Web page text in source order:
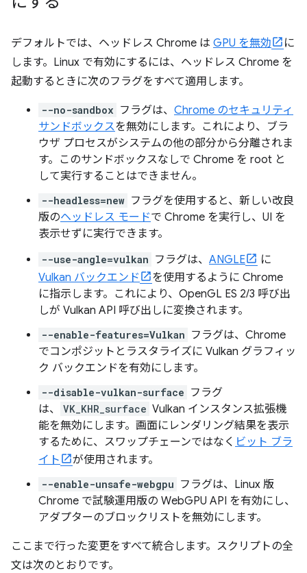
デフォルトでは、ヘッドレス Chrome は GPU を無効
に
します。Linux で有効にするには、ヘッドレス Chrome を
起動するときに次のフラグをすべて適用します。
--no-sandbox フラグは、 Chrome のセキュリティ
サンドボックスを無効にします。これにより、ブラ
ウザ プロセスがシステムの他の部分から分離されま
す。このサンドボックスなしで Chrome を root と
して実行することはできません。
--headless=new フラグを使用すると、新しい改良
版のヘッドレス モードで Chrome を実行し、UI を
表示せずに実行できます。
--use-angle=vulkan フラグは、 ANGLE
に
Vulkan バックエンド
を使用するように Chrome
に指示します。これにより、OpenGL ES 2/3 呼び出
しが Vulkan API 呼び出しに変換されます。
--enable-features=Vulkan フラグは、Chrome
でコンポジットとラスタライズに Vulkan グラフィッ
ク バックエンドを有効にします。
--disable-vulkan-surface フラグ
は、
VK_KHR_surface Vulkan インスタンス拡張機
能を無効にします。画面にレンダリング結果を表示
するために、スワップチェーンではなく ビット ブラ
イト
が使用されます。
--enable-unsafe-webgpu フラグは、Linux 版
Chrome で試験運用版の WebGPU API を有効にし、
アダプターのブロックリストを無効にします。
ここまで行った変更をすべて統合します。スクリプトの全
文は次のとおりです。